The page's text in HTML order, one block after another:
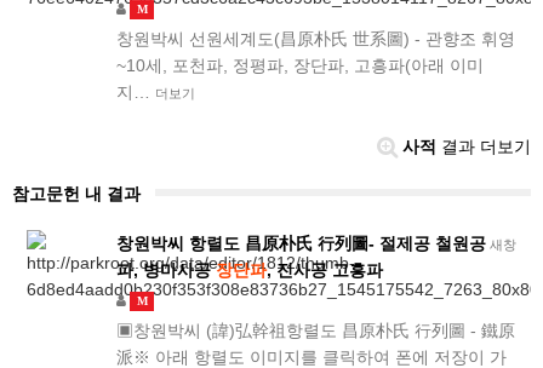
M
창원박씨 선원세계도(昌原朴氏 世系圖) - 관향조 휘영
~10세, 포천파, 정평파, 장단파, 고흥파(아래 이미
지…
더보기
사적 결과 더보기
참고문헌 내 결과
새창
창원박씨 항렬도 昌原朴氏 行列圖- 절제공 철원공
파, 병마사공장단파, 진사공 고흥파
M
▣창원박씨 (諱)弘幹祖항렬도 昌原朴氏 行列圖 - 鐵原
派※ 아래 항렬도 이미지를 클릭하여 폰에 저장이 가